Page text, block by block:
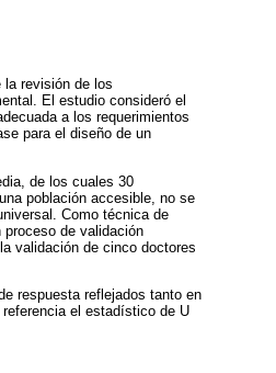
la revisión de los
El estudio consideró el
a los requerimientos
para el diseño de un
de los cuales 30
población accesible, no se
Como técnica de
de validación
validación de cinco doctores
respuesta reflejados tanto en
el estadístico de U